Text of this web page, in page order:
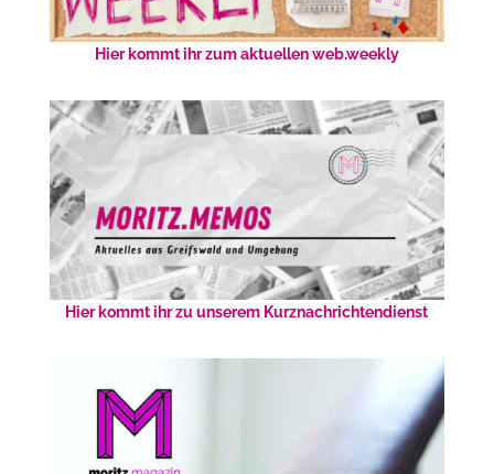
Hier kommt ihr zum aktuellen web.weekly
Hier kommt ihr zu unserem Kurznachrichtendienst